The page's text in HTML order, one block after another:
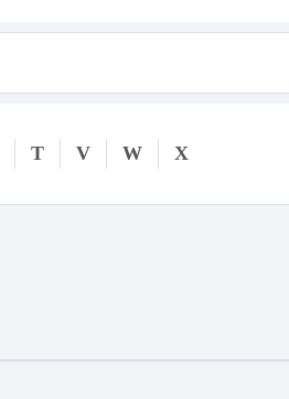
T V W X